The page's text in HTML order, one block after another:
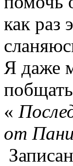
как раз
Я даже
«
от
Записан